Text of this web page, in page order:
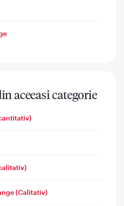
aceeasi categorie
(Calitativ)